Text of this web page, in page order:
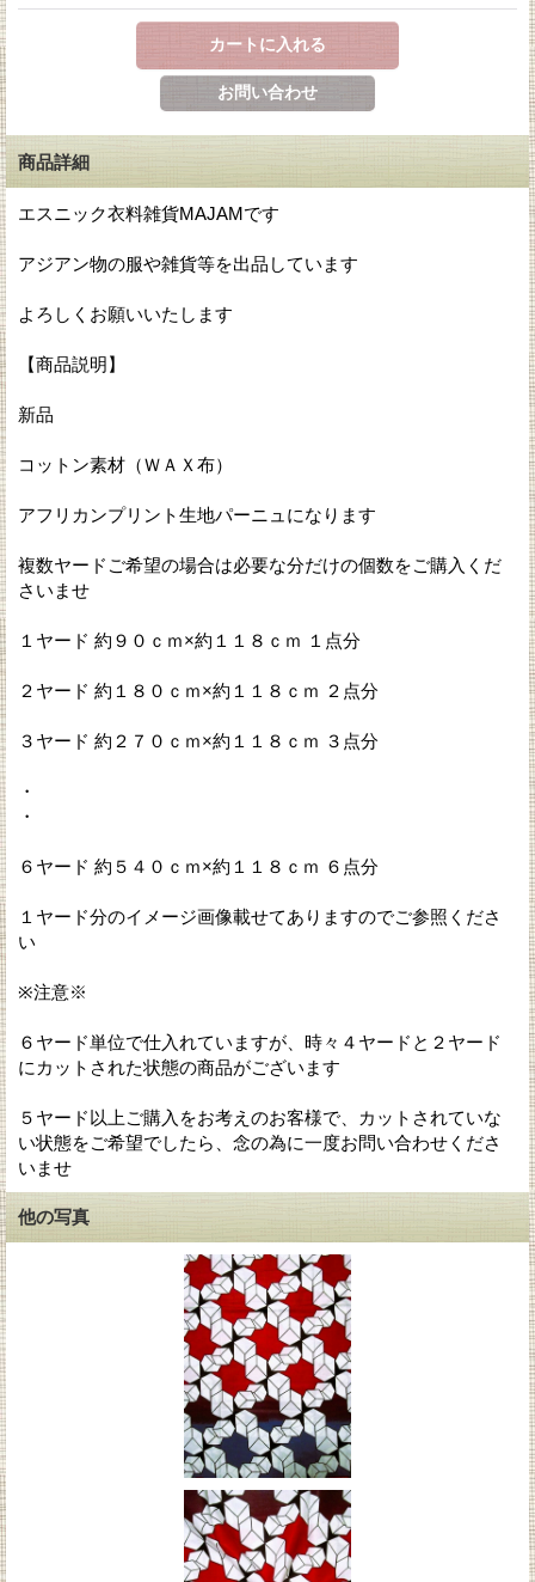
商品詳細
エスニック衣料雑貨MAJAMです
アジアン物の服や雑貨等を出品しています
よろしくお願いいたします
【商品説明】
新品
コットン素材（ＷＡＸ布）
アフリカンプリント生地パーニュになります
複数ヤードご希望の場合は必要な分だけの個数をご購入くだ
さいませ
１ヤード 約９０ｃｍ×約１１８ｃｍ １点分
２ヤード 約１８０ｃｍ×約１１８ｃｍ ２点分
３ヤード 約２７０ｃｍ×約１１８ｃｍ ３点分
・
・
６ヤード 約５４０ｃｍ×約１１８ｃｍ ６点分
１ヤード分のイメージ画像載せてありますのでご参照くださ
い
※注意※
６ヤード単位で仕入れていますが、時々４ヤードと２ヤード
にカットされた状態の商品がございます
５ヤード以上ご購入をお考えのお客様で、カットされていな
い状態をご希望でしたら、念の為に一度お問い合わせくださ
いませ
他の写真